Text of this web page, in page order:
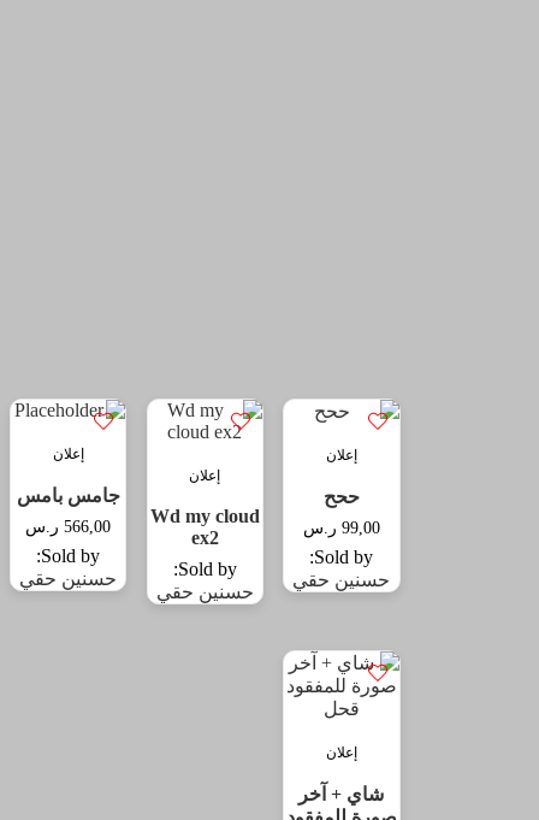
إعلان
جامس بامس
566,00 ر.س
Sold by:
حسنين حقي
إعلان
Wd my cloud
ex2
Sold by:
حسنين حقي
إعلان
ححح
99,00 ر.س
Sold by:
حسنين حقي
إعلان
شاي + آخر